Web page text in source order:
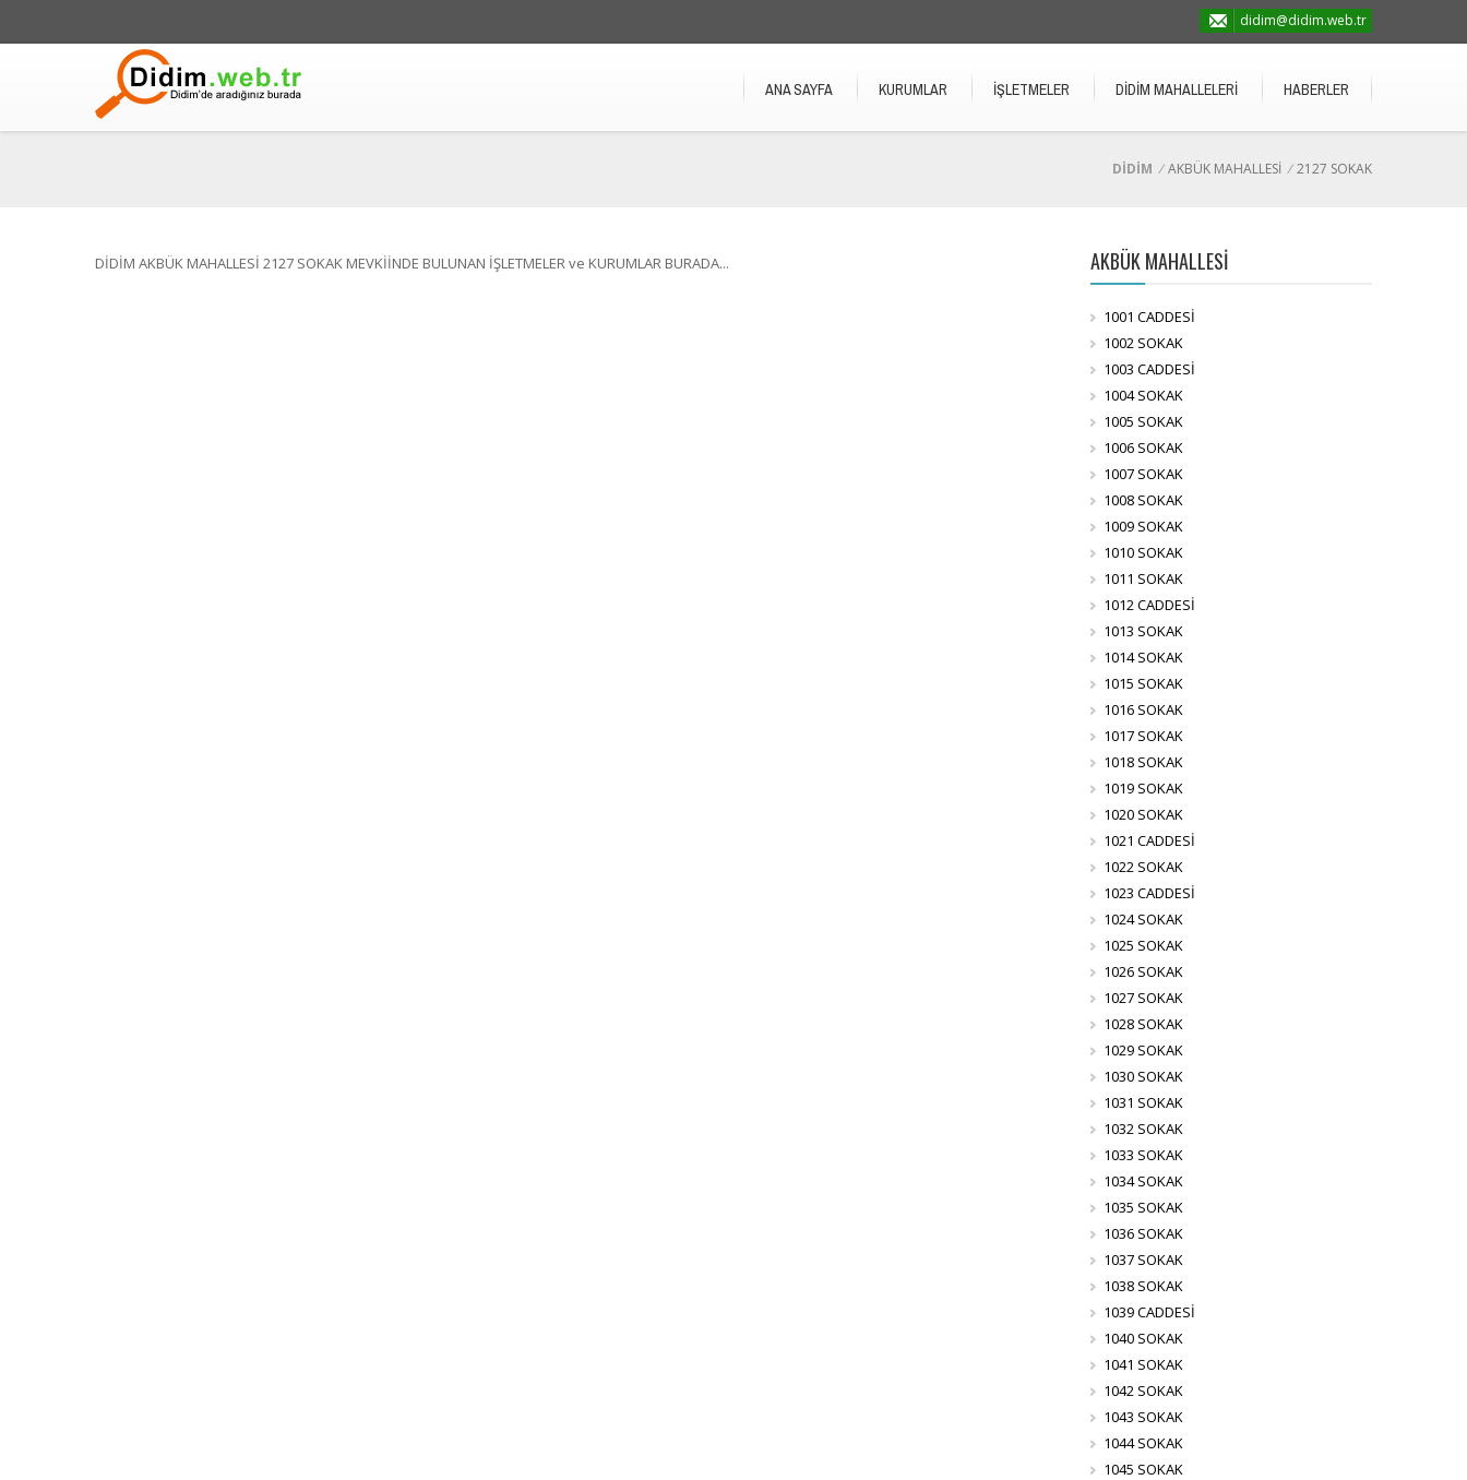
didim@didim.web.tr
ANA SAYFA KURUMLAR İŞLETMELER DİDİM MAHALLELERİ HABERLER
DİDİM /AKBÜK MAHALLESİ /2127 SOKAK
DİDİM AKBÜK MAHALLESİ 2127 SOKAK MEVKİİNDE BULUNAN İŞLETMELER ve KURUMLAR BURADA... AKBÜK MAHALLESİ
1001 CADDESİ
1002 SOKAK
1003 CADDESİ
1004 SOKAK
1005 SOKAK
1006 SOKAK
1007 SOKAK
1008 SOKAK
1009 SOKAK
1010 SOKAK
1011 SOKAK
1012 CADDESİ
1013 SOKAK
1014 SOKAK
1015 SOKAK
1016 SOKAK
1017 SOKAK
1018 SOKAK
1019 SOKAK
1020 SOKAK
1021 CADDESİ
1022 SOKAK
1023 CADDESİ
1024 SOKAK
1025 SOKAK
1026 SOKAK
1027 SOKAK
1028 SOKAK
1029 SOKAK
1030 SOKAK
1031 SOKAK
1032 SOKAK
1033 SOKAK
1034 SOKAK
1035 SOKAK
1036 SOKAK
1037 SOKAK
1038 SOKAK
1039 CADDESİ
1040 SOKAK
1041 SOKAK
1042 SOKAK
1043 SOKAK
1044 SOKAK
1045 SOKAK